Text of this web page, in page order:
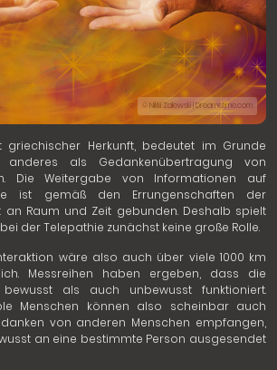
© Nikki Zalewski | Dreamstime.com
griechischer Herkunft, bedeutet im Grunde
anderes als Gedankenübertragung von
Die Weitergabe von Informationen auf
ist gemäß den Errungenschaften der
an Raum und Zeit gebunden. Deshalb spielt
der Telepathie zunächst keine große Rolle.
wäre also auch über viele 1000 km
Messreihen haben ergeben, dass die
als auch unbewusst funktioniert.
Menschen können also scheinbar auch
von anderen Menschen empfangen,
an eine bestimmte Person ausgesendet